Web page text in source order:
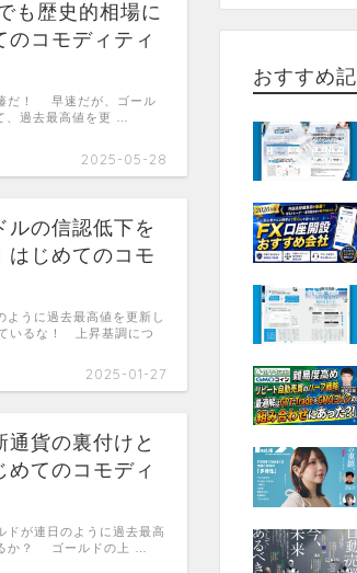
も歴史的相場に
のコモディティ
2025-05-28
だ！ 早速だが、ゴール
、過去最高値を更 …
ルの信認低下を
はじめてのコモ
2025-01-27
うに過去最高値を更新し
いるな！ 上昇基調につ
通貨の裏付けと
めてのコモディ
が連日のように過去最高
か？ ゴールドの上 …
おすすめ